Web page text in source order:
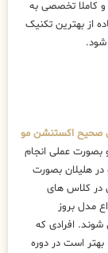
کاملا تخصصی به
از بهترین تکنیک
شود.
اکستنشن مو
بصورت عملی انجام
هلیلان بصورت
کلاس های
مدل بروز
افرادی که
بهتر است در دوره